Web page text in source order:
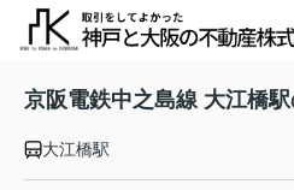
京阪電鉄中之島線 大江橋
大江橋駅